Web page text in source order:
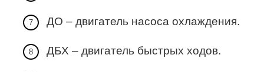
ДО – двигатель насоса охлаждения.
ДБХ – двигатель быстрых ходов.